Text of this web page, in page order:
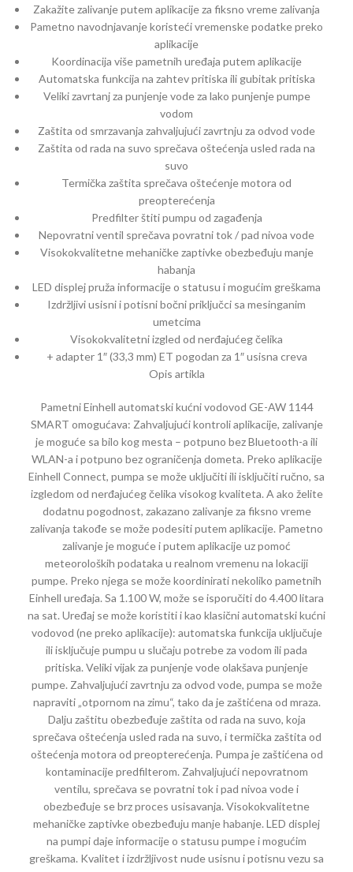
Zakažite zalivanje putem aplikacije za fiksno vreme zalivanja
Pametno navodnjavanje koristeći vremenske podatke preko
aplikacije
Koordinacija više pametnih uređaja putem aplikacije
Automatska funkcija na zahtev pritiska ili gubitak pritiska
Veliki zavrtanj za punjenje vode za lako punjenje pumpe
vodom
Zaštita od smrzavanja zahvaljujući zavrtnju za odvod vode
Zaštita od rada na suvo sprečava oštećenja usled rada na
suvo
Termička zaštita sprečava oštećenje motora od
preopterećenja
Predfilter štiti pumpu od zagađenja
Nepovratni ventil sprečava povratni tok / pad nivoa vode
Visokokvalitetne mehaničke zaptivke obezbeđuju manje
habanja
LED displej pruža informacije o statusu i mogućim greškama
Izdržljivi usisni i potisni bočni priključci sa mesinganim
umetcima
Visokokvalitetni izgled od nerđajućeg čelika
+ adapter 1″ (33,3 mm) ET pogodan za 1″ usisna creva
Opis artikla
Pametni Einhell automatski kućni vodovod GE-AW 1144
SMART omogućava: Zahvaljujući kontroli aplikacije, zalivanje
je moguće sa bilo kog mesta – potpuno bez Bluetooth-a ili
WLAN-a i potpuno bez ograničenja dometa. Preko aplikacije
Einhell Connect, pumpa se može uključiti ili isključiti ručno, sa
izgledom od nerđajućeg čelika visokog kvaliteta. A ako želite
dodatnu pogodnost, zakazano zalivanje za fiksno vreme
zalivanja takođe se može podesiti putem aplikacije. Pametno
zalivanje je moguće i putem aplikacije uz pomoć
meteoroloških podataka u realnom vremenu na lokaciji
pumpe. Preko njega se može koordinirati nekoliko pametnih
Einhell uređaja. Sa 1.100 W, može se isporučiti do 4.400 litara
na sat. Uređaj se može koristiti i kao klasični automatski kućni
vodovod (ne preko aplikacije): automatska funkcija uključuje
ili isključuje pumpu u slučaju potrebe za vodom ili pada
pritiska. Veliki vijak za punjenje vode olakšava punjenje
pumpe. Zahvaljujući zavrtnju za odvod vode, pumpa se može
napraviti „otpornom na zimu“, tako da je zaštićena od mraza.
Dalju zaštitu obezbeđuje zaštita od rada na suvo, koja
sprečava oštećenja usled rada na suvo, i termička zaštita od
oštećenja motora od preopterećenja. Pumpa je zaštićena od
kontaminacije predfilterom. Zahvaljujući nepovratnom
ventilu, sprečava se povratni tok i pad nivoa vode i
obezbeđuje se brz proces usisavanja. Visokokvalitetne
mehaničke zaptivke obezbeđuju manje habanje. LED displej
na pumpi daje informacije o statusu pumpe i mogućim
greškama. Kvalitet i izdržljivost nude usisnu i potisnu vezu sa